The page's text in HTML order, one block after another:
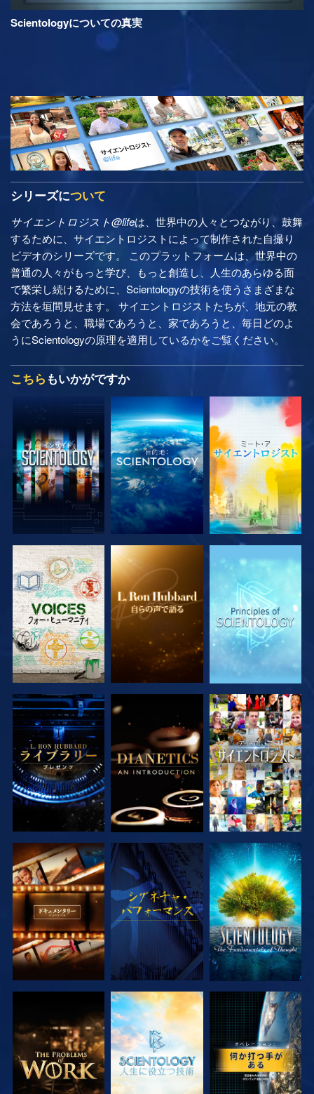
Scientologyについての真実
シリーズについて
サイエントロジスト@lifeは、世界中の人々とつながり、鼓舞
するために、サイエントロジストによって制作された自撮り
ビデオのシリーズです。 このプラットフォームは、世界中の
普通の人々がもっと学び、もっと創造し、人生のあらゆる面
で繁栄し続けるために、Scientologyの技術を使うさまざまな
方法を垣間見せます。 サイエントロジストたちが、地元の教
会であろうと、職場であろうと、家であろうと、毎日どのよ
うにScientologyの原理を適用しているかをご覧ください。
こちら もいかがですか
シリーズを探求 シリーズを探求 シリーズを探求
シリーズを探求 シリーズを探求 観る
シリーズを探求 観る シリーズを探求
シリーズを探求 シリーズを探求 観る